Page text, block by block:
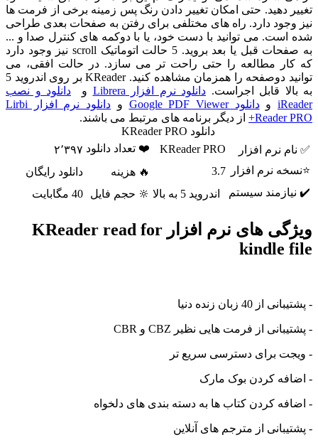
تغییر دهید. حتی امکان تغییر دادن رنگ پس زمینه برخی از فرمت ها
نیز وجود دارد. راه های مختلفی برای رفتن به صفحات بعدی طراحی
شده است. می توانید با دست خود، یا با دوکمه های کنترل صدا و ...
به صفحات قبل یا بعد بروید. 5 حالت اتوماتیک scroll نیز وجود دارد
که کار مطالعه را حتی راحت تر می سازد. در حالت افقی، می
توانید دوصفحه را همزمان مشاهده کنید. KReader بر روی اندروید 5
به بالا قابل اجراست. دانلود نرم افزار Librera و دانلود و نصب
iReaderودانلود Google PDF Viewer و
دانلود نرم افزار Lirbi
Reader PRO+
از دیگر برنامه های مرتبط می باشند.
دانلود KReader PRO
✅ نام نرم افزار
KReader PRO ❤️ تعداد دانلود ۲٬۳۹۷
⭐نسخه نرم افزار
3.7 🔥 هزینه
دانلود رایگان
✔️ نیازمند سیستم
اندروید 5 به بالا 🔆 حجم فایل 40 مگابایت
ویژگی های نرم افزار KReader read for
kindle file
- پشتیبانی از 40 زبان زنده دنیا
- پشتیبانی از فرمت هایی نظیر CBZ و CBR
- ویجت برای دسترسی سریع تر
- اضافه کردن بوک مارک
- اضافه کردن کتاب ها به دسته بندی های دلخواه
- پشتیبانی از مترجم های آنلاین